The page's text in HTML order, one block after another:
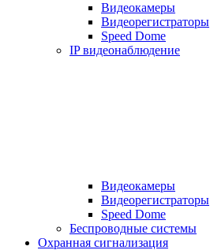
Видеокамеры
Видеорегистраторы
Speed Dome
IP видеонаблюдение
Видеокамеры
Видеорегистраторы
Speed Dome
Беспроводные системы
Охранная сигнализация